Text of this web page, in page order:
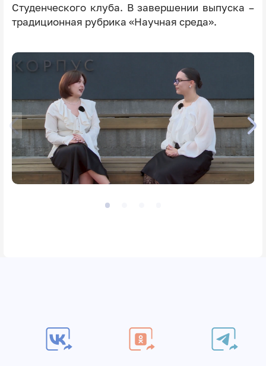
Студенческого клуба. В завершении выпуска –
традиционная рубрика «Научная среда».